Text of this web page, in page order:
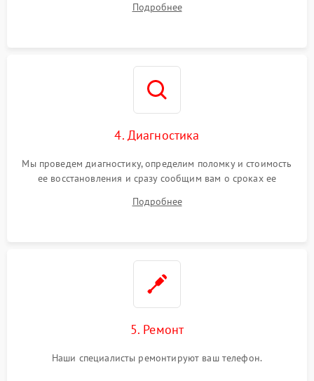
Подробнее
4. Диагностика
Мы проведем диагностику, определим поломку и стоимость
ее восстановления и сразу сообщим вам о сроках ее
Подробнее
5. Ремонт
Наши специалисты ремонтируют ваш телефон.